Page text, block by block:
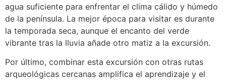
agua suficiente para enfrentar el clima cálido y húmedo
de la península. La mejor época para visitar es durante
la temporada seca, aunque el encanto del verde
vibrante tras la lluvia añade otro matiz a la excursión.
Por último, combinar esta excursión con otras rutas
arqueológicas cercanas amplifica el aprendizaje y el